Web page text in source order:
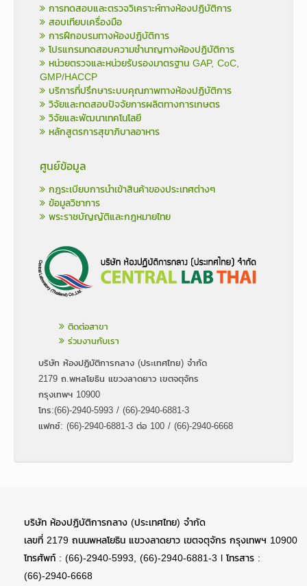
การทดสอบและตรวจวิเคราะห์ทางห้องปฏิบัติการ
สอบเทียบเครื่องมือ
การฝึกอบรมทางห้องปฏิบัติการ
โปรแกรมทดสอบความชำนาญทางห้องปฏิบัติการ
หน่วยตรวจและหน่วยรับรองมาตรฐาน GAP, CoC,
GMP/HACCP
บริการที่ปรึกษาระบบคุณภาพทางห้องปฏิบัติการ
วิจัยและทดสอบปัจจัยการผลิตทางการเกษตร
วิจัยและพัฒนาเทคโนโลยี
หลักสูตรการสุขาภิบาลอาหาร
ศูนย์ข้อมูล
กฎระเบียบการนำเข้าสินค้าของประเทศต่างๆ
ข้อมูลวิชาการ
พระราชบัญญัติและกฎหมายไทย
ติดต่อสาขา
ร่วมงานกับเรา
บริษัท ห้องปฏิบัติการกลาง (ประเทศไทย) จำกัด
2179 ถ.พหลโยธิน แขวงลาดยาว เขตจตุจักร
กรุงเทพฯ 10900
โทร:(66)-2940-5993 / (66)-2940-6881-3
แฟกซ์: (66)-2940-6881-3 ต่อ 100 / (66)-2940-6668
บริษัท ห้องปฏิบัติการกลาง (ประเทศไทย) จำกัด
เลขที่ 2179 ถนนพหลโยธิน แขวงลาดยาว เขตจตุจักร กรุงเทพฯ 10900
โทรศัพท์ : (66)-2940-5993, (66)-2940-6881-3 l โทรสาร :
(66)-2940-6668